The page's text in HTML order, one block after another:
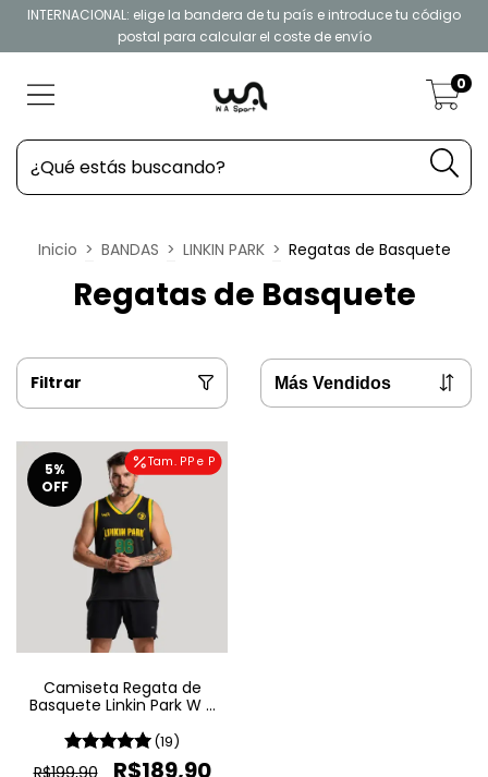
INTERNACIONAL: elige la bandera de tu país e introduce tu código
postal para calcular el coste de envío
0
Inicio > BANDAS > LINKIN PARK > Regatas de Basquete
Regatas de Basquete
Filtrar
Tam. PP e P
5%
OFF
Camiseta Regata de
Basquete Linkin Park W A
(19)
R$199,90 R$189,90